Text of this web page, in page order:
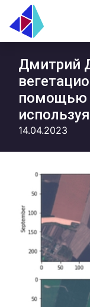
Дмитрий
помощью
14.04.2023